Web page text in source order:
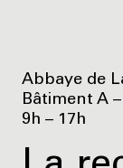
Abbaye de
Bâtiment A
9h – 17h